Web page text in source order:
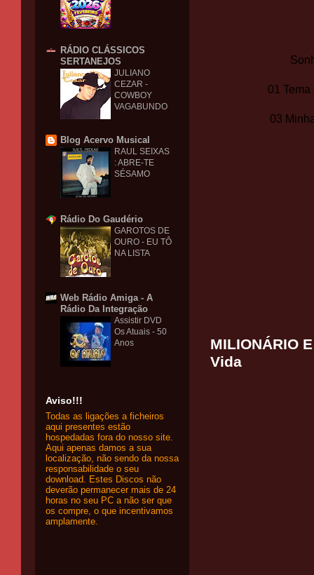
01
03
MILIONÁRIO
Vida
RÁDIO CLÁSSICOS
SERTANEJOS
JULIANO
CEZAR -
COWBOY
VAGABUNDO
Blog Acervo Musical
RAUL SEIXAS
: ABRE-TE
SÉSAMO
Rádio Do Gaudério
GAROTOS DE
OURO - EU TÔ
NA LISTA
Web Rádio Amiga - A
Rádio Da Integração
Assistir DVD
Os Atuais - 50
Anos
Aviso!!!
Todas as ligações a ficheiros
aqui presentes estão
hospedadas fora do nosso site.
Aqui apenas damos a sua
localização, não sendo da nossa
responsabilidade o seu
download. Estes Discos não
deverão permanecer mais de 24
horas no seu PC a não ser que
os compre, o que incentivamos
amplamente.